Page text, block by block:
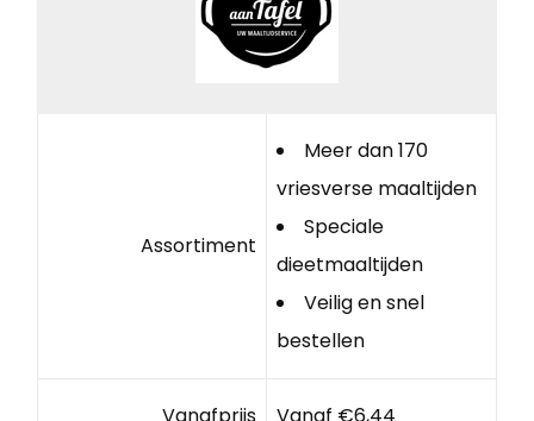
Assortiment
Meer dan 170
vriesverse maaltijden
Speciale
dieetmaaltijden
Veilig en snel
bestellen
Vanafprijs Vanaf €6,44